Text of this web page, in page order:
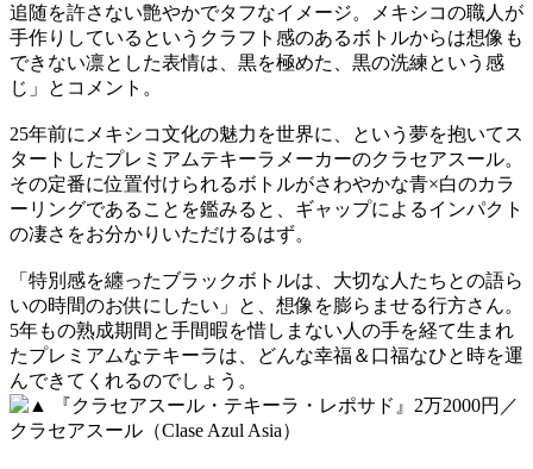
追随を許さない艶やかでタフなイメージ。メキシコの職人が
手作りしているというクラフト感のあるボトルからは想像も
できない凛とした表情は、黒を極めた、黒の洗練という感
じ」とコメント。
25年前にメキシコ文化の魅力を世界に、という夢を抱いてス
タートしたプレミアムテキーラメーカーのクラセアスール。
その定番に位置付けられるボトルがさわやかな青×白のカラ
ーリングであることを鑑みると、ギャップによるインパクト
の凄さをお分かりいただけるはず。
「特別感を纏ったブラックボトルは、大切な人たちとの語ら
いの時間のお供にしたい」と、想像を膨らませる行方さん。
5年もの熟成期間と手間暇を惜しまない人の手を経て生まれ
たプレミアムなテキーラは、どんな幸福＆口福なひと時を運
んできてくれるのでしょう。